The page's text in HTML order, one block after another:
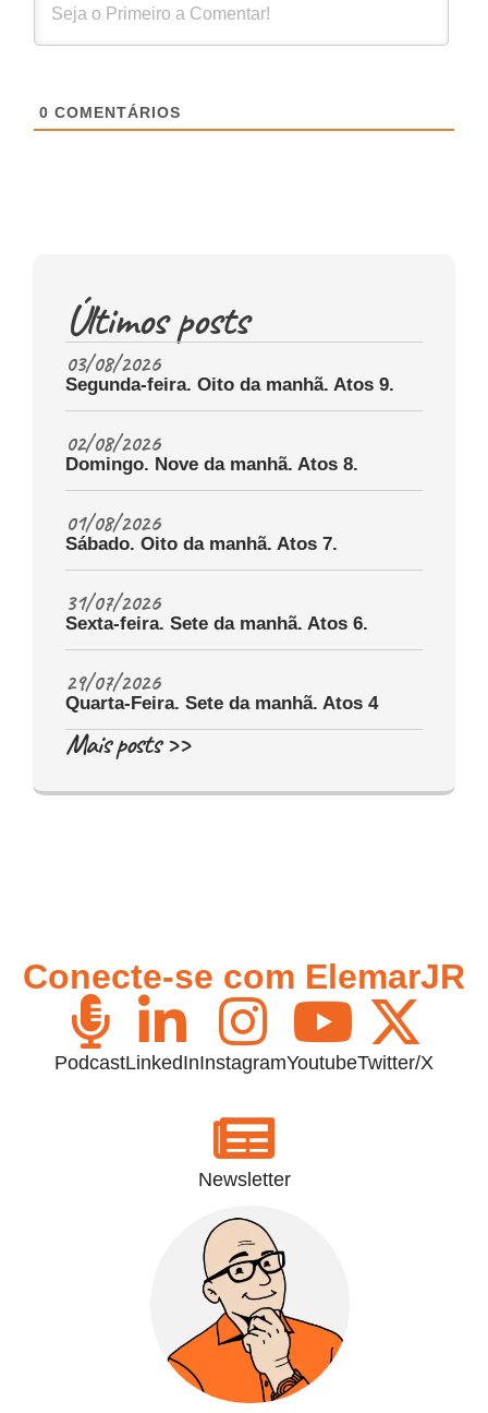
0 COMENTÁRIOS
Últimos posts
03/08/2026
Segunda-feira. Oito da manhã. Atos 9.
02/08/2026
Domingo. Nove da manhã. Atos 8.
01/08/2026
Sábado. Oito da manhã. Atos 7.
31/07/2026
Sexta-feira. Sete da manhã. Atos 6.
29/07/2026
Quarta-Feira. Sete da manhã. Atos 4
Mais posts >>
Conecte-se com ElemarJR
PodcastLinkedInInstagramYoutubeTwitter/X
Newsletter